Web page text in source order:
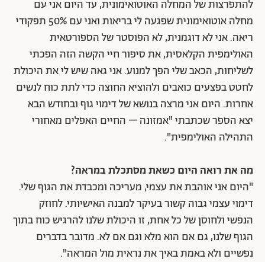
להתפרצות של המחלה האוטואימונית, עד היום אני עם
מחלה אוטואימונית שפגעה לי בריאות ואני עם 50% תפקודי
ריאה. אני לא דוגמנית, לא הפוסטר של הספורטאית
האולימפית הקלאסית, את סיפור חיי הקשה הזה הפכתי
לשליחות, הכאב שלי הפך למנוע. אני גאה שיש לי את היכולת
לחטט בפצעים כואבים ולהוציא החוצה כדי לתת כוח לנשים
אחרות. היום אני מרצה בנושא של דימוי גוף ובחודש הבא
יצא הספר שכתבתי "אמזונה – החיים האפלים מאחורי
התהילה האולימפית".
מה את רואה היום כשאת מסתכלת במראה?
"היום אני אוהבת את עצמי, מעריכה ומכבדת את הגוף שלי.
דימוי עצמי גבוה קשור בעיקר למבנה האישיותי. לחוזק
הנפשי ולחוסן של כל אחת, זו היכולת שלנו להרגיש כוח בתוך
הגוף שלנו, גם אם הוא מלא וגם אם לא. מדובר בדברים
נפשיים ולא באמת באיך את נראית מול המראה".